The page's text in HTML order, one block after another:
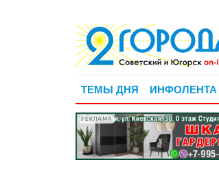
ТЕМЫ ДНЯ ИНФОЛЕНТА
РЕКЛАМА